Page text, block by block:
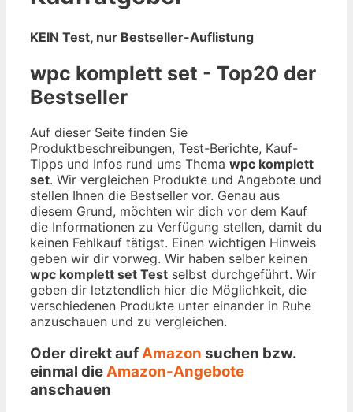
KEIN Test, nur Bestseller-Auflistung
wpc komplett set - Top20 der
Bestseller
Auf dieser Seite finden Sie
Produktbeschreibungen, Test-Berichte, Kauf-
Tipps und Infos rund ums Thema wpc komplett
set. Wir vergleichen Produkte und Angebote und
stellen Ihnen die Bestseller vor. Genau aus
diesem Grund, möchten wir dich vor dem Kauf
die Informationen zu Verfügung stellen, damit du
keinen Fehlkauf tätigst. Einen wichtigen Hinweis
geben wir dir vorweg. Wir haben selber keinen
wpc komplett set Test selbst durchgeführt. Wir
geben dir letztendlich hier die Möglichkeit, die
verschiedenen Produkte unter einander in Ruhe
anzuschauen und zu vergleichen.
Oder direkt aufAmazon suchen bzw.
einmal dieAmazon-Angebote
anschauen